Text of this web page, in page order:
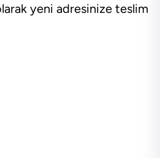
yeni adresinize teslim